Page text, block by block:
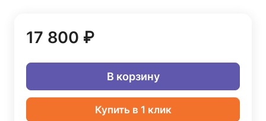
17 800 ₽
В корзину
Купить в 1 клик